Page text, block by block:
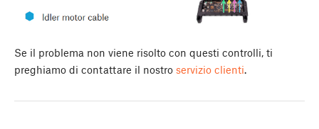
Se il problema non viene risolto con questi controlli, ti
preghiamo di contattare il nostro servizio clienti.